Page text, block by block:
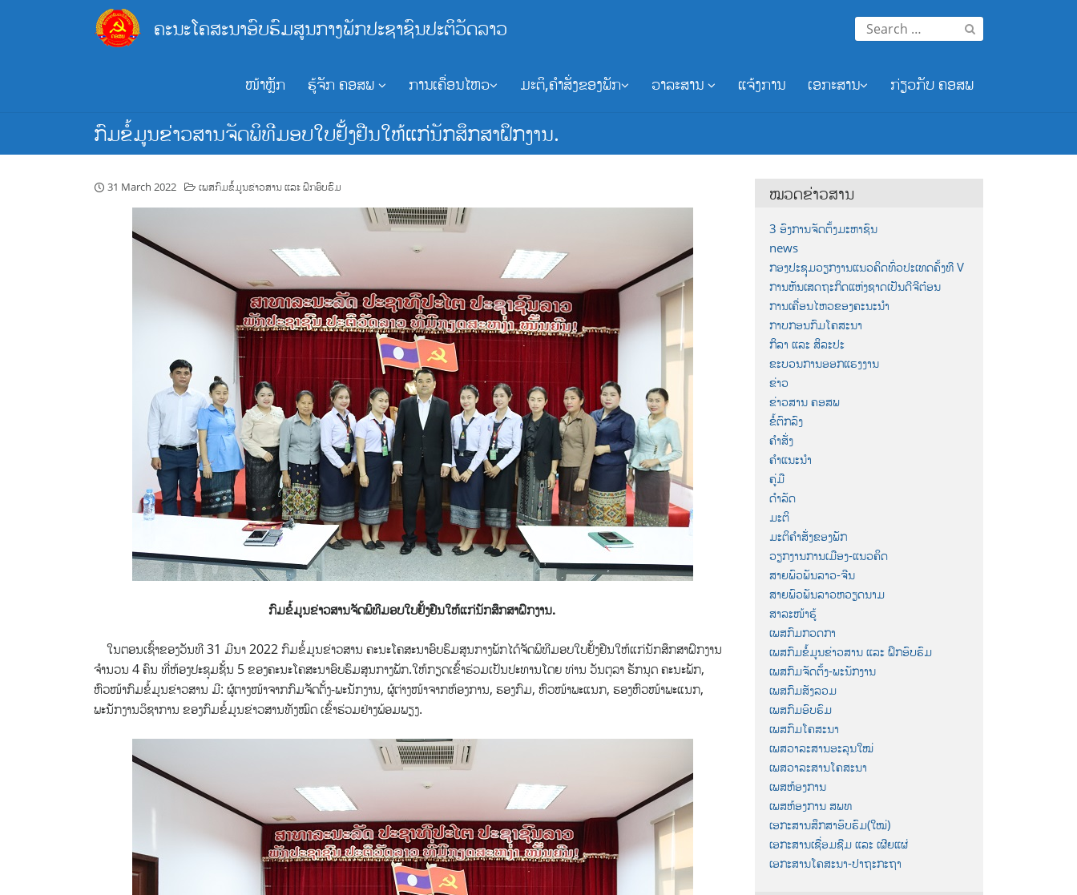
ຄະນະໂຄສະນາອົບຮົມສູນກາງພັກປະຊາຊົນປະຕິວັດລາວ
Search
for:
ໜ້າຫຼັກ ຮູ້ຈັກ ຄອສພ ການເຄື່ອນໄຫວ ມະຕິ,ຄຳສັ່ງຂອງພັກ ວາລະສານ ແຈ້ງການ ເອກະສານ ກ່ຽວກັບ ຄອສພ
ກົມຂໍ້ມູນຂ່າວສານຈັດພິທີມອບໃບຢັ້ງຢືນໃຫ້ແກ່ນັກສຶກສາຝຶກງານ.
31 March 2022 ເພສກົມຂໍ້ມູນຂ່າວສານ ແລະ ຝຶກອົບຮົມ
ກົມຂໍ້ມູນຂ່າວສານຈັດພິທີມອບໃບຢັ້ງຢືນໃຫ້ແກ່ນັກສຶກສາຝຶກງານ.
ໃນຕອນເຊົ້າຂອງວັນທີ 31 ມີນາ 2022 ກົມຂໍ້ມູນຂ່າວສານ ຄະນະໂຄສະນາອົບຮົມສູນກາງພັກໄດ້ຈັດພິທີມອບໃບຢັ້ງຢືນໃຫ້ແກ່ນັກສຶກສາຝຶກງານ
ຈຳນວນ 4 ຄົນ ທີ່ຫ້ອງປະຊຸມຊັ້ນ 5 ຂອງຄະນະໂຄສະນາອົບຮົມສູນກາງພັກ.ໃຫ້ກຽດເຂົ້າຮ່ວມເປັນປະທານໂດຍ ທ່ານ ວັນຕຸລາ ຣັກນຸດ ຄະນະພັກ,
ຫົວໜ້າກົມຂໍ້ມູນຂ່າວສານ ມີ: ຜູ້ຕາງໜ້າຈາກກົມຈັດຕັ້ງ-ພະນັກງານ, ຜູ້ຕ່າງໜ້າຈາກຫ້ອງການ, ຮອງກົມ, ຫົວໜ້າພະແນກ, ຮອງຫົວໜ້າພະແນກ,
ພະນັກງານວິຊາການ ຂອງກົມຂໍ້ມູນຂ່າວສານທັງໝົດ ເຂົ້າຮ່ວມຢ່າງພ້ອມພຽງ.
ໝວດຂ່າວສານ
3 ອົງການຈັດຕັ້ງມະຫາຊົນ
news
ກອງປະຊຸມວຽກງານແນວຄິດທົ່ວປະເທດຄັ້ງທີ V
ການຫັນເສດຖະກິດແຫ່ງຊາດເປັນດີຈີຕ໋ອນ
ການເຄື່ອນໄຫວຂອງຄະນະນຳ
ກາບກອນກົມໂຄສະນາ
ກິລາ ແລະ ສິລະປະ
ຂະບວນການອອກແຮງງານ
ຂ່າວ
ຂ່າວສານ ຄອສພ
ຂໍ້ຕົກລົງ
ຄຳສັ່ງ
ຄຳແນະນຳ
ຄູ່ມື
ດຳລັດ
ມະຕິ
ມະຕິຄຳສັ່ງຂອງພັກ
ວຽກງານການເມືອງ-ແນວຄິດ
ສາຍພົວພັນລາວ-ຈີນ
ສາຍພົວພັນລາວຫວຽດນາມ
ສາລະໜ້າຮູ້
ເພສກົມກວດກາ
ເພສກົມຂໍ້ມູນຂ່າວສານ ແລະ ຝຶກອົບຮົມ
ເພສກົມຈັດຕັ້ງ-ພະນັກງານ
ເພສກົມສັງລວມ
ເພສກົມອົບຮົມ
ເພສກົມໂຄສະນາ
ເພສວາລະສານອະລຸນໃໝ່
ເພສວາລະສານໂຄສະນາ
ເພສຫ້ອງການ
ເພສຫ້ອງການ ສພທ
ເອກະສານສຶກສາອົບຮົມ(ໃໝ່)
ເອກະສານເຊື່ອມຊືມ ແລະ ເຜີຍແຜ່
ເອກະສານໂຄສະນາ-ປາຖະກະຖາ